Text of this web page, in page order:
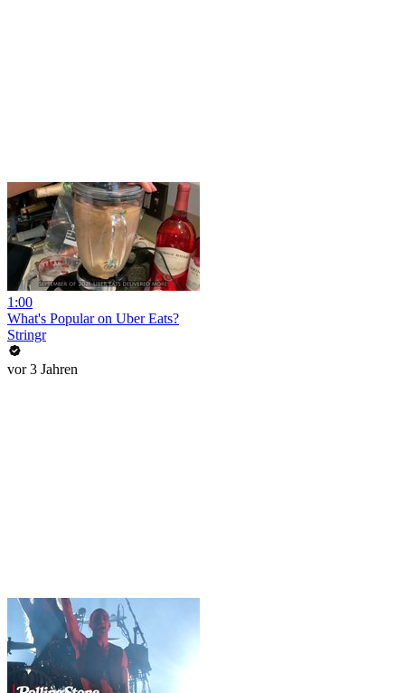
1:00
What's Popular on Uber Eats?
Stringr
vor 3 Jahren